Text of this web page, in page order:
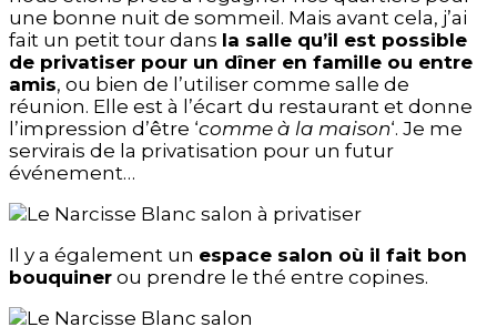
une bonne nuit de sommeil. Mais avant cela, j’ai
fait un petit tour dans la salle qu’il est possible
de privatiser pour un dîner en famille ou entre
amis, ou bien de l’utiliser comme salle de
réunion. Elle est à l’écart du restaurant et donne
l’impression d’être ‘comme à la maison‘. Je me
servirais de la privatisation pour un futur
événement…
Il y a également un espace salon où il fait bon
bouquiner ou prendre le thé entre copines.